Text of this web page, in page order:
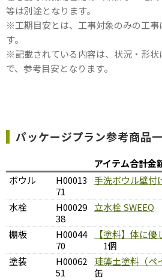
等は別途となります。
※工期目安とは、工事対象のみの工事
す。
※記載されている内容は、状況・形状
で、参考目安となります。
パッケージプラン参考商品
アイテム合計
ボウル
H00013
71
手洗ボウル壁付
水栓
H00029
38
立水栓 SWEEQ
棚板
H00044
70
【塗料】体に
1個
塗装
H00062
51
珪藻土塗料（ペ
缶